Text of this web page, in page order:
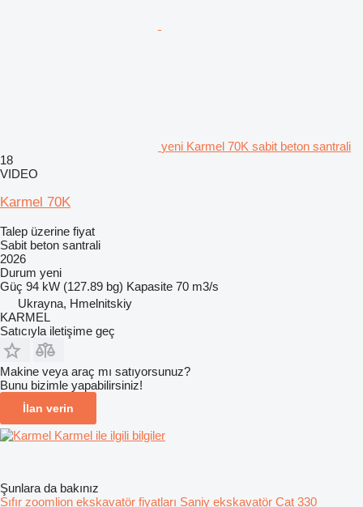
yeni Karmel 70K sabit beton santrali
18
VIDEO
Karmel 70K
Talep üzerine fiyat
Sabit beton santrali
2026
Durum yeni
Güç 94 kW (127.89 bg) Kapasite 70 m3/s
Ukrayna, Hmelnitskiy
KARMEL
Satıcıyla iletişime geç
Makine veya araç mı satıyorsunuz?
Bunu bizimle yapabilirsiniz!
İlan verin
Karmel ile ilgili bilgiler
Şunlara da bakınız
Sıfır zoomlion ekskavatör fiyatları Saniy ekskavatör Cat 330